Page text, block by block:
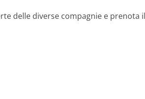
delle diverse compagnie e